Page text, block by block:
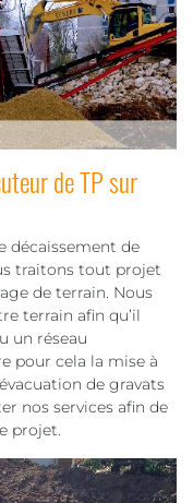
de TP sur
décaissement de
traitons tout projet
de terrain. Nous
terrain afin qu’il
un réseau
pour cela la mise à
de gravats
nos services afin de
projet.